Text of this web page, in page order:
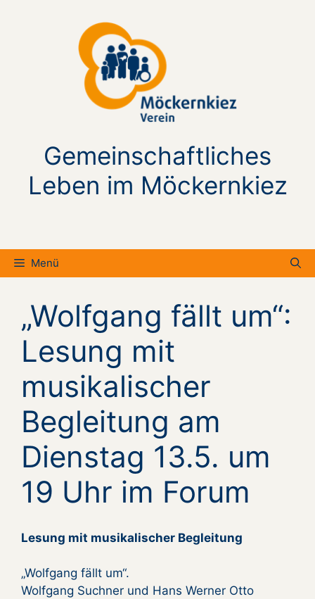
Gemeinschaftliches
Leben im Möckernkiez
Menü
„Wolfgang fällt um“:
Lesung mit
musikalischer
Begleitung am
Dienstag 13.5. um
19 Uhr im Forum
Lesung mit musikalischer Begleitung
„Wolfgang fällt um“.
Wolfgang Suchner und Hans Werner Otto